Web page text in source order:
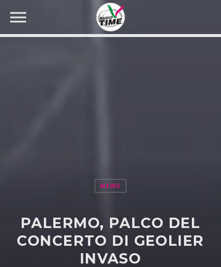
NEWS
PALERMO, PALCO DEL
CONCERTO DI GEOLIER
INVASO